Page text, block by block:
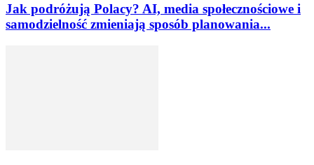
Jak podróżują Polacy? AI, media społecznościowe i
samodzielność zmieniają sposób planowania...